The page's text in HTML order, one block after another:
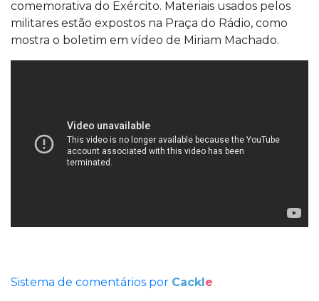
comemorativa do Exército. Materiais usados pelos
militares estão expostos na Praça do Rádio, como
mostra o boletim em vídeo de Miriam Machado.
Sistema de comentários por Cackle